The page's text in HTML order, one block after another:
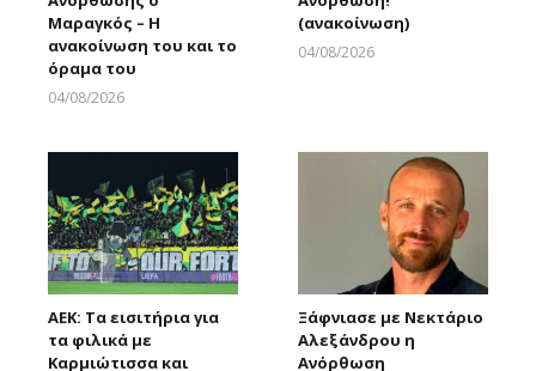
Μαραγκός – Η
ανακοίνωση του και το
όραμα του
04/08/2026
(ανακοίνωση)
04/08/2026
ΑΕΚ: Τα εισιτήρια για
τα φιλικά με
Καρμιώτισσα και
Ξάφνιασε με Νεκτάριο
Αλεξάνδρου η
Ανόρθωση